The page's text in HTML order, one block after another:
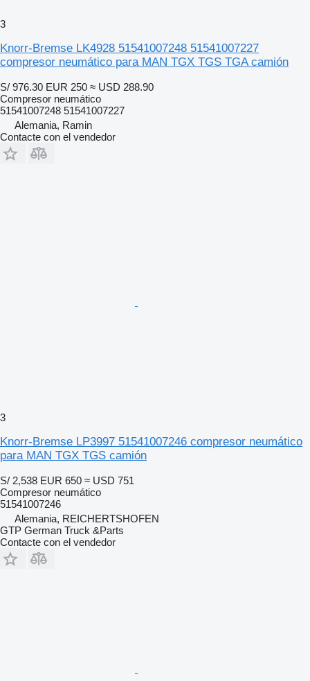
3
Knorr-Bremse LK4928 51541007248 51541007227
compresor neumático para MAN TGX TGS TGA camión
S/ 976.30 EUR 250 ≈ USD 288.90
Compresor neumático
51541007248 51541007227
Alemania, Ramin
Contacte con el vendedor
3
Knorr-Bremse LP3997 51541007246 compresor neumático
para MAN TGX TGS camión
S/ 2,538 EUR 650 ≈ USD 751
Compresor neumático
51541007246
Alemania, REICHERTSHOFEN
GTP German Truck &Parts
Contacte con el vendedor